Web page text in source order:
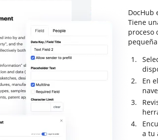
DocHub
Tiene
proceso
En
a tu